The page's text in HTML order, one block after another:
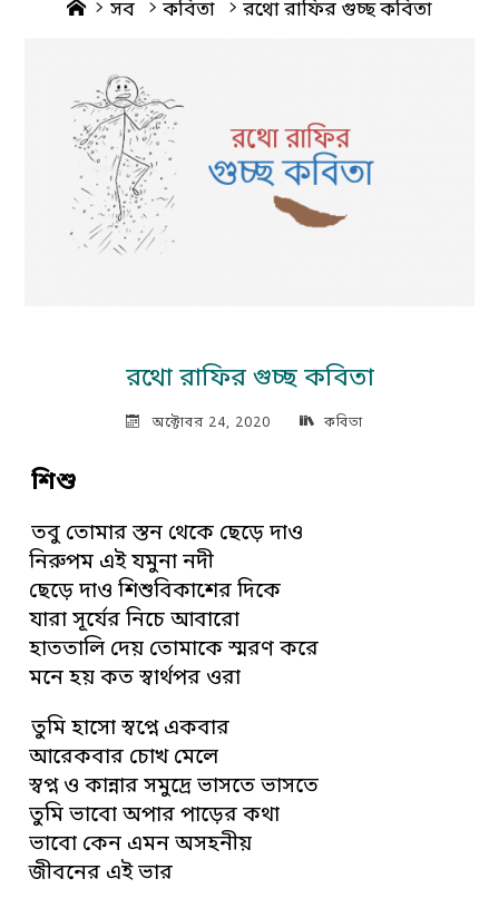
Home
সব কবিতা রথো রাফির গুচ্ছ কবিতা
রথো রাফির গুচ্ছ কবিতা
অক্টোবর 24, 2020 কবিতা
শিশু
তবু তোমার স্তন থেকে ছেড়ে দাও
নিরুপম এই যমুনা নদী
ছেড়ে দাও শিশুবিকাশের দিকে
যারা সূর্যের নিচে আবারো
হাততালি দেয় তোমাকে স্মরণ করে
মনে হয় কত স্বার্থপর ওরা
তুমি হাসো স্বপ্নে একবার
আরেকবার চোখ মেলে
স্বপ্ন ও কান্নার সমুদ্রে ভাসতে ভাসতে
তুমি ভাবো অপার পাড়ের কথা
ভাবো কেন এমন অসহনীয়
জীবনের এই ভার